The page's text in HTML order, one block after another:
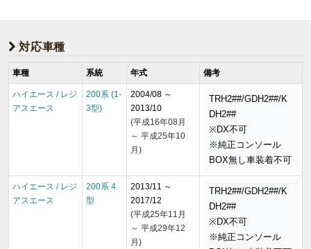
対応車種
車種 系統 年式 備考
ハイエース / レジ
アスエース
200系 (1-
3型)
2004/08 ～
2013/10
(平成16年08月
～ 平成25年10
月)
TRH2##/GDH2##/K
DH2##
※DX不可
※純正コンソール
BOX無し車装着不可
ハイエース / レジ
アスエース
200系 4
型
2013/11 ～
2017/12
(平成25年11月
～ 平成29年12
月)
TRH2##/GDH2##/K
DH2##
※DX不可
※純正コンソール